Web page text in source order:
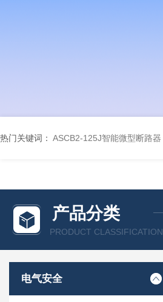
热门关键词： ASCB2-125J智能微型断路器
产品分类
PRODUCT CLASSIFICATION
电气安全